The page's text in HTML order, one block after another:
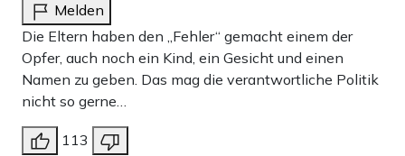
Melden
Die Eltern haben den „Fehler“ gemacht einem der
Opfer, auch noch ein Kind, ein Gesicht und einen
Namen zu geben. Das mag die verantwortliche Politik
nicht so gerne…
113